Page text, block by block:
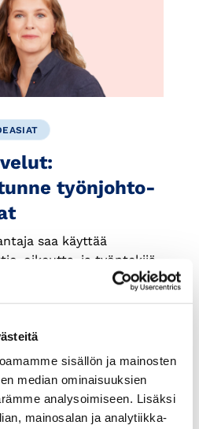
sisällön ja mainosten
median ominaisuuksien
analysoimiseen. Lisäksi
mainosalan ja analytiikka-
työnjohto-
saa käyttää
oikeutta, ja työntekijä
työnantajan
työsopimuksen
juristimme Kati